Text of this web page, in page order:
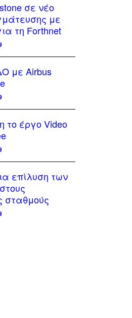
σε νέο
με
τη Forthnet
με Airbus
το έργο Video
επίλυση των
σταθμούς